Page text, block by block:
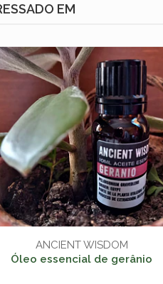
EM
ANCIENT WISDOM
Óleo essencial de gerânio